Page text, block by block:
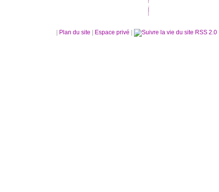
Plan du site Espace privé RSS 2.0